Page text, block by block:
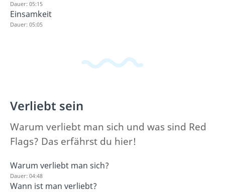
Dauer: 05:15
Einsamkeit
Dauer: 05:05
Verliebt sein
Warum verliebt man sich und was sind Red
Flags? Das erfährst du hier!
Warum verliebt man sich?
Dauer: 04:48
Wann ist man verliebt?